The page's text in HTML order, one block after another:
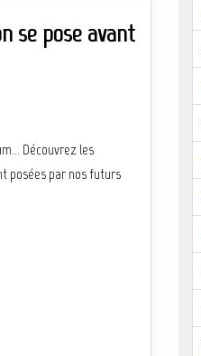
se pose avant
Découvrez les
posées par nos futurs